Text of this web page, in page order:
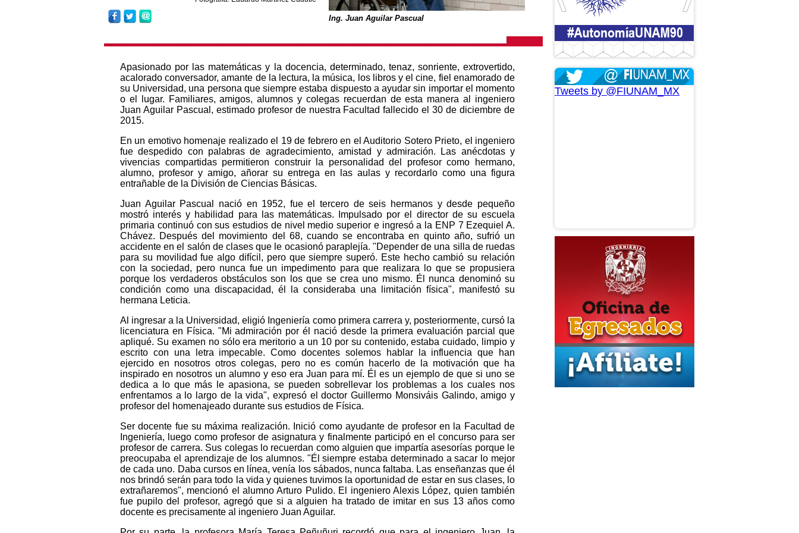
Ing. Juan Aguilar Pascual
Apasionado por las matemáticas y la docencia, determinado, tenaz, sonriente, extrovertido,
acalorado conversador, amante de la lectura, la música, los libros y el cine, fiel enamorado de
su Universidad, una persona que siempre estaba dispuesto a ayudar sin importar el momento
o el lugar. Familiares, amigos, alumnos y colegas recuerdan de esta manera al ingeniero
Juan Aguilar Pascual, estimado profesor de nuestra Facultad fallecido el 30 de diciembre de
2015.
En un emotivo homenaje realizado el 19 de febrero en el Auditorio Sotero Prieto, el ingeniero
fue despedido con palabras de agradecimiento, amistad y admiración. Las anécdotas y
vivencias compartidas permitieron construir la personalidad del profesor como hermano,
alumno, profesor y amigo, añorar su entrega en las aulas y recordarlo como una figura
entrañable de la División de Ciencias Básicas.
Juan Aguilar Pascual nació en 1952, fue el tercero de seis hermanos y desde pequeño
mostró interés y habilidad para las matemáticas. Impulsado por el director de su escuela
primaria continuó con sus estudios de nivel medio superior e ingresó a la ENP 7 Ezequiel A.
Chávez. Después del movimiento del 68, cuando se encontraba en quinto año, sufrió un
accidente en el salón de clases que le ocasionó paraplejía. "Depender de una silla de ruedas
para su movilidad fue algo difícil, pero que siempre superó. Este hecho cambió su relación
con la sociedad, pero nunca fue un impedimento para que realizara lo que se propusiera
porque los verdaderos obstáculos son los que se crea uno mismo. Él nunca denominó su
condición como una discapacidad, él la consideraba una limitación física", manifestó su
hermana Leticia.
Al ingresar a la Universidad, eligió Ingeniería como primera carrera y, posteriormente, cursó la
licenciatura en Física. "Mi admiración por él nació desde la primera evaluación parcial que
apliqué. Su examen no sólo era meritorio a un 10 por su contenido, estaba cuidado, limpio y
escrito con una letra impecable. Como docentes solemos hablar la influencia que han
ejercido en nosotros otros colegas, pero no es común hacerlo de la motivación que ha
inspirado en nosotros un alumno y eso era Juan para mí. Él es un ejemplo de que si uno se
dedica a lo que más le apasiona, se pueden sobrellevar los problemas a los cuales nos
enfrentamos a lo largo de la vida", expresó el doctor Guillermo Monsiváis Galindo, amigo y
profesor del homenajeado durante sus estudios de Física.
Ser docente fue su máxima realización. Inició como ayudante de profesor en la Facultad de
Ingeniería, luego como profesor de asignatura y finalmente participó en el concurso para ser
profesor de carrera. Sus colegas lo recuerdan como alguien que impartía asesorías porque le
preocupaba el aprendizaje de los alumnos. "Él siempre estaba determinado a sacar lo mejor
de cada uno. Daba cursos en línea, venía los sábados, nunca faltaba. Las enseñanzas que él
nos brindó serán para todo la vida y quienes tuvimos la oportunidad de estar en sus clases, lo
extrañaremos", mencionó el alumno Arturo Pulido. El ingeniero Alexis López, quien también
fue pupilo del profesor, agregó que si a alguien ha tratado de imitar en sus 13 años como
docente es precisamente al ingeniero Juan Aguilar.
Tweets by @FIUNAM_MX